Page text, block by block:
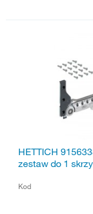
HETTICH
zestaw do 1
Kod